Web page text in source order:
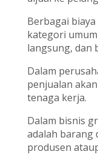
Berbagai
kategori
langsung, dan
Dalam
penjualan
tenaga kerja.
Dalam bisnis
adalah barang
produsen